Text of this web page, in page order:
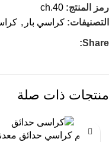
رمز المنتج: ch.40
التصنيفات: كراسي بار ,
Share:
منتجات ذات صلة
طقم كراسي حدائق